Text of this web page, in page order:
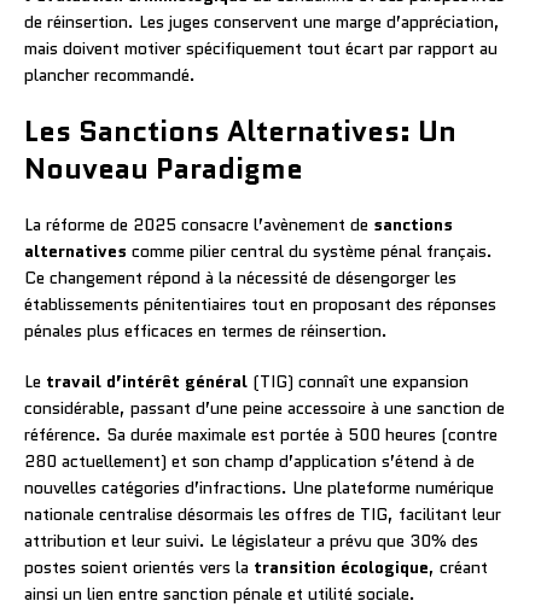
de réinsertion. Les juges conservent une marge d’appréciation,
mais doivent motiver spécifiquement tout écart par rapport au
plancher recommandé.
Les Sanctions Alternatives: Un
Nouveau Paradigme
La réforme de 2025 consacre l’avènement de sanctions
alternatives comme pilier central du système pénal français.
Ce changement répond à la nécessité de désengorger les
établissements pénitentiaires tout en proposant des réponses
pénales plus efficaces en termes de réinsertion.
Le travail d’intérêt général (TIG) connaît une expansion
considérable, passant d’une peine accessoire à une sanction de
référence. Sa durée maximale est portée à 500 heures (contre
280 actuellement) et son champ d’application s’étend à de
nouvelles catégories d’infractions. Une plateforme numérique
nationale centralise désormais les offres de TIG, facilitant leur
attribution et leur suivi. Le législateur a prévu que 30% des
postes soient orientés vers la transition écologique, créant
ainsi un lien entre sanction pénale et utilité sociale.